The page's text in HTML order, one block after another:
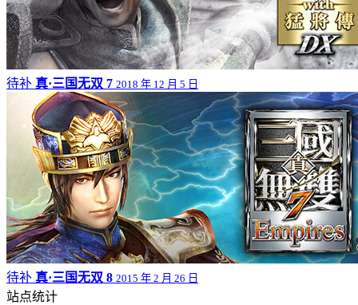
待补 真·三国无双 7 2018 年 12 月 5 日
待补 真·三国无双 8 2015 年 2 月 26 日
站点统计